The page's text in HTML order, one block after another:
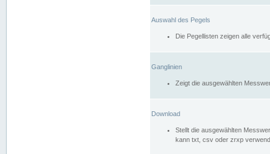
Auswahl des Pegels
Die Pegellisten zeigen alle
Ganglinien
Zeigt die ausgewählten
Download
Stellt die ausgewählten
kann txt, csv oder zrxp